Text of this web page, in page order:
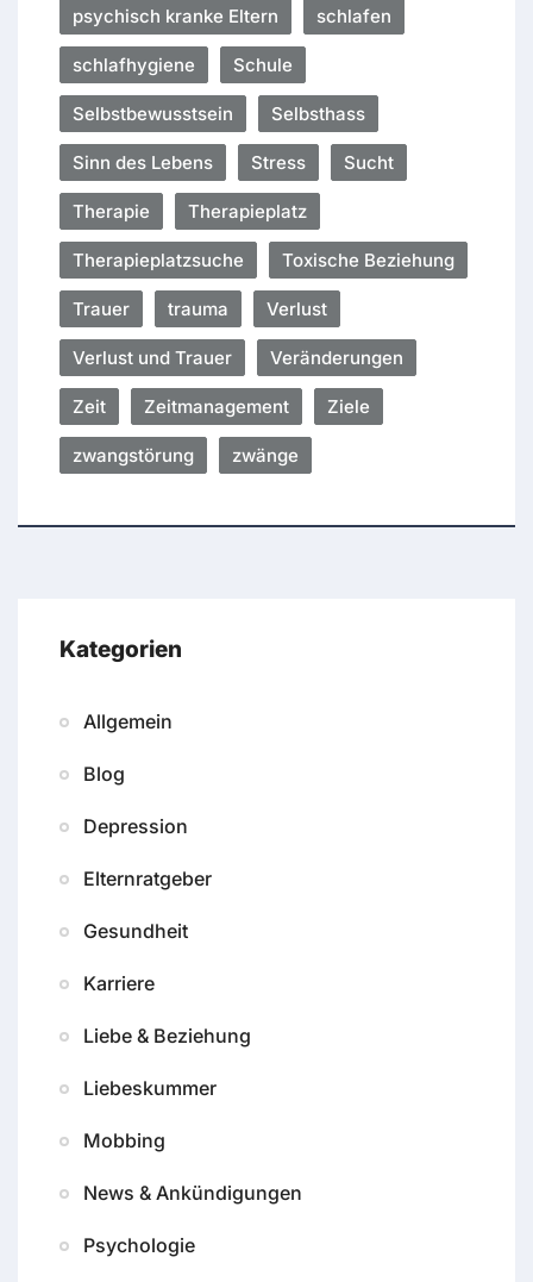
psychisch kranke Eltern schlafen
schlafhygiene Schule
Selbstbewusstsein Selbsthass
Sinn des Lebens Stress Sucht
Therapie Therapieplatz
Therapieplatzsuche Toxische Beziehung
Trauer trauma Verlust
Verlust und Trauer Veränderungen
Zeit Zeitmanagement Ziele
zwangstörung zwänge
Kategorien
Allgemein
Blog
Depression
Elternratgeber
Gesundheit
Karriere
Liebe & Beziehung
Liebeskummer
Mobbing
News & Ankündigungen
Psychologie